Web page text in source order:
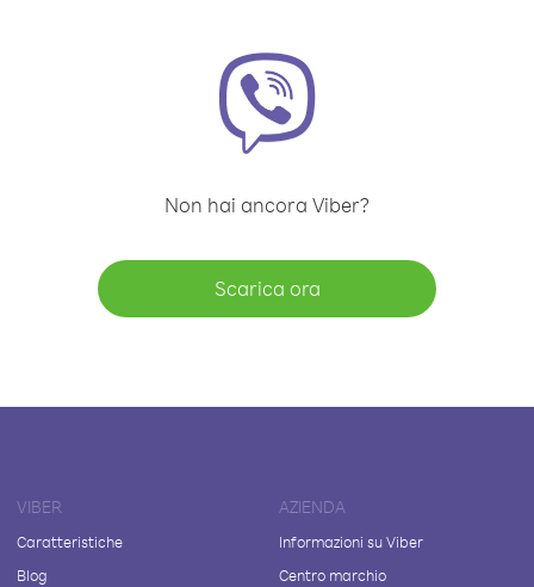
Non hai ancora Viber?
Scarica ora
VIBER
Caratteristiche
Blog
AZIENDA
Informazioni su Viber
Centro marchio